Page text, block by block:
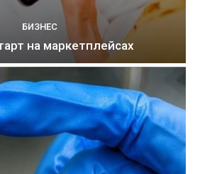
БИЗНЕС
на маркетплейсах